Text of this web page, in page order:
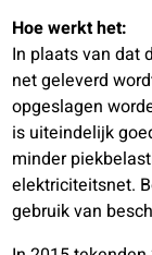
Hoe werkt het:
In plaats van dat
net geleverd
opgeslagen
is uiteindelijk
minder
elektriciteitsnet.
gebruik van